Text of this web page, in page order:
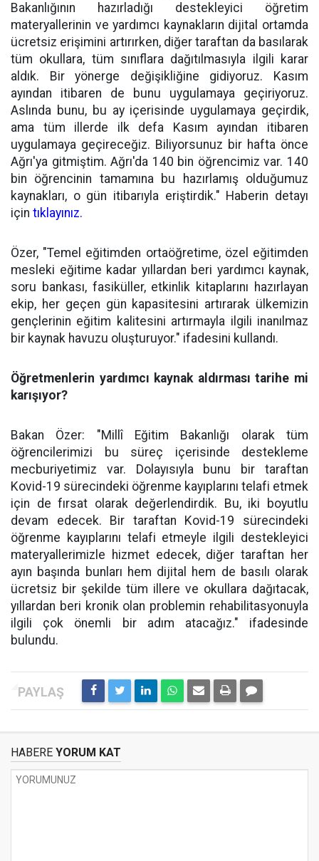
Bakanlığının hazırladığı destekleyici öğretim
materyallerinin ve yardımcı kaynakların dijital ortamda
ücretsiz erişimini artırırken, diğer taraftan da basılarak
tüm okullara, tüm sınıflara dağıtılmasıyla ilgili karar
aldık. Bir yönerge değişikliğine gidiyoruz. Kasım
ayından itibaren de bunu uygulamaya geçiriyoruz.
Aslında bunu, bu ay içerisinde uygulamaya geçirdik,
ama tüm illerde ilk defa Kasım ayından itibaren
uygulamaya geçireceğiz. Biliyorsunuz bir hafta önce
Ağrı'ya gitmiştim. Ağrı'da 140 bin öğrencimiz var. 140
bin öğrencinin tamamına bu hazırlamış olduğumuz
kaynakları, o gün itibarıyla eriştirdik." Haberin detayı
için tıklayınız.
Özer, "Temel eğitimden ortaöğretime, özel eğitimden
mesleki eğitime kadar yıllardan beri yardımcı kaynak,
soru bankası, fasiküller, etkinlik kitaplarını hazırlayan
ekip, her geçen gün kapasitesini artırarak ülkemizin
gençlerinin eğitim kalitesini artırmayla ilgili inanılmaz
bir kaynak havuzu oluşturuyor." ifadesini kullandı.
Öğretmenlerin yardımcı kaynak aldırması tarihe mi
karışıyor?
Bakan Özer: "Millî Eğitim Bakanlığı olarak tüm
öğrencilerimizi bu süreç içerisinde destekleme
mecburiyetimiz var. Dolayısıyla bunu bir taraftan
Kovid-19 sürecindeki öğrenme kayıplarını telafi etmek
için de fırsat olarak değerlendirdik. Bu, iki boyutlu
devam edecek. Bir taraftan Kovid-19 sürecindeki
öğrenme kayıplarını telafi etmeyle ilgili destekleyici
materyallerimizle hizmet edecek, diğer taraftan her
ayın başında bunları hem dijital hem de basılı olarak
ücretsiz bir şekilde tüm illere ve okullara dağıtacak,
yıllardan beri kronik olan problemin rehabilitasyonuyla
ilgili çok önemli bir adım atacağız." ifadesinde
bulundu.
HABERE YORUM KAT